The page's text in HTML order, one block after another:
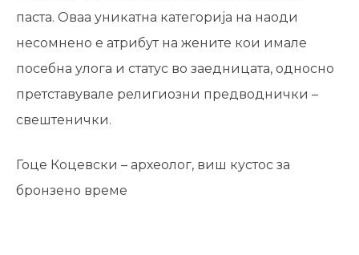
паста. Оваа уникатна категорија на наоди
несомнено е атрибут на жените кои имале
посебна улога и статус во заедницата, односно
претставувале религиозни предводнички –
свештенички.
Гоце Коцевски – археолог, виш кустос за
бронзено време